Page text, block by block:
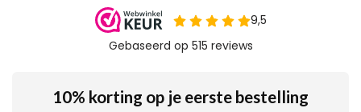
10% korting op je eerste bestelling